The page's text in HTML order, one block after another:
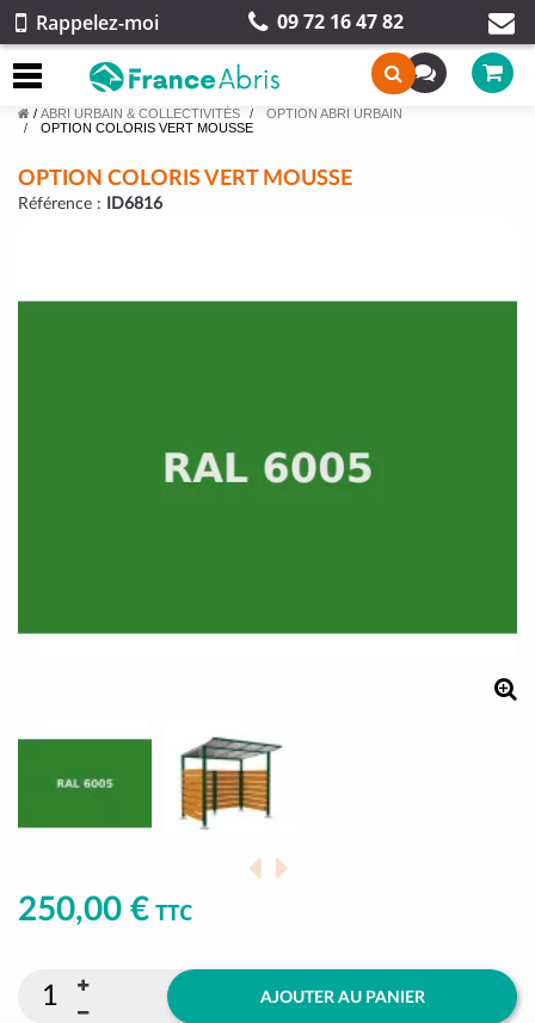
Rappelez-moi 09 72 16 47 82
/ ABRI URBAIN & COLLECTIVITÉS
OPTION ABRI URBAIN
OPTION COLORIS VERT MOUSSE
OPTION COLORIS VERT MOUSSE
Référence : ID6816
250,00 € TTC
AJOUTER AU PANIER